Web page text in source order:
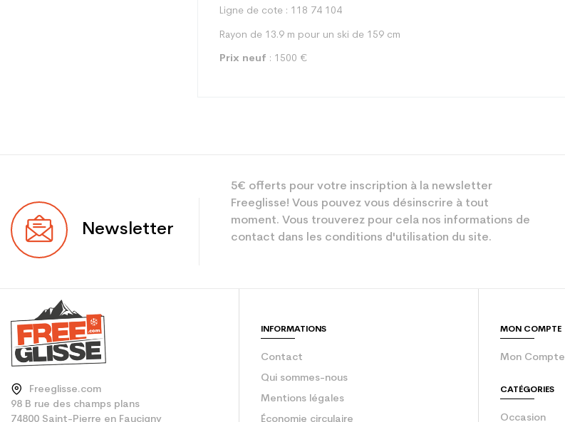
Ligne de cote : 118 74 104
Rayon de 13.9 m pour un ski de 159 cm
Prix neuf : 1500 €
Utilisateur
Niveau
Newsletter
5€ offerts pour votre inscription à la newsletter
Freeglisse! Vous pouvez vous désinscrire à tout
moment. Vous trouverez pour cela nos informations de
contact dans les conditions d'utilisation du site.
Freeglisse.com
98 B rue des champs plans
74800 Saint-Pierre en Faucigny
INFORMATIONS
Contact
Qui sommes-nous
Mentions légales
Économie circulaire
MON COMPTE
Mon Compte
CATÉGORIES
Occasion